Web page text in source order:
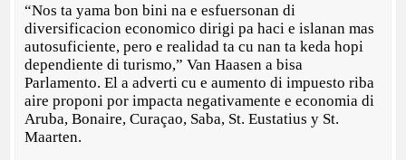
“Nos ta yama bon bini na e esfuersonan di
diversificacion economico dirigi pa haci e islanan mas
autosuficiente, pero e realidad ta cu nan ta keda hopi
dependiente di turismo,” Van Haasen a bisa
Parlamento. El a adverti cu e aumento di impuesto riba
aire proponi por impacta negativamente e economia di
Aruba, Bonaire, Curaçao, Saba, St. Eustatius y St.
Maarten.